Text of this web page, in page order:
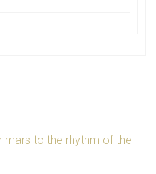
mars to the rhythm of the